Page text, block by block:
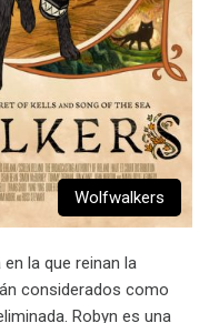
Wolfwalkers
la que reinan la
considerados como
Robyn es una